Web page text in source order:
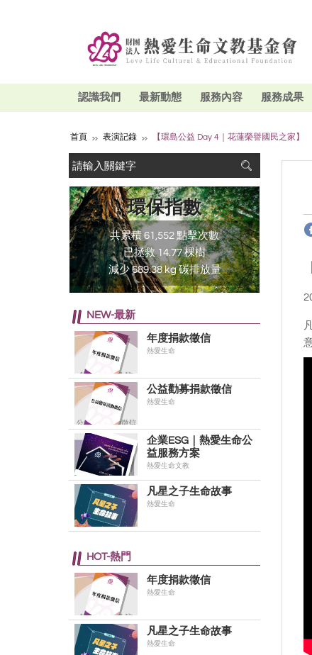
認識我們 最新動態 服務內容 服務成果
首頁 表演記錄 【環島公益 Day 4｜花蓮榮譽國民之家】
環保指數
共累積 61,552 點擊次數
已拯救 14.77 棵樹
減少 689.38 kg 碳排放量
NEW-最新
年度捐款徵信
熱愛生命
公益勸募捐款徵信
熱愛生命
企業ESG｜熱愛生命公
益服務方案
熱愛生命文教
凡星之子生命故事
熱愛生命
HOT-熱門
年度捐款徵信
熱愛生命
凡星之子生命故事
熱愛生命